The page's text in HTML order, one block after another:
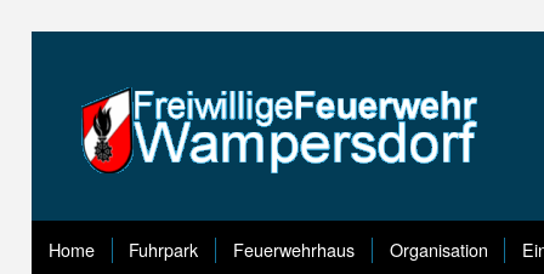
Home Fuhrpark Feuerwehrhaus Organisation